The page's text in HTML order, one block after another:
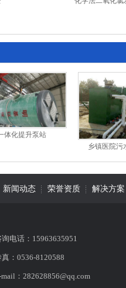
体化提升泵站
乡镇医院污
新闻动态 荣誉资质 解决方案
询电话：15963635951
真：0536-8120588
mail：282628856@qq.com